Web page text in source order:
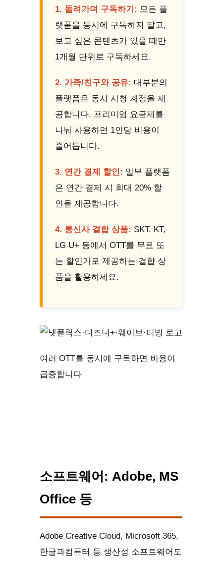
1. 돌려가며 구독하기: 모든 플
랫폼을 동시에 구독하지 말고,
보고 싶은 콘텐츠가 있을 때만
1개월 단위로 구독하세요.
2. 가족/친구와 공유: 대부분의
플랫폼은 동시 시청 계정을 제
공합니다. 프리미엄 요금제를
나눠 사용하면 1인당 비용이
줄어듭니다.
3. 연간 결제 할인: 일부 플랫폼
은 연간 결제 시 최대 20% 할
인을 제공합니다.
4. 통신사 결합 상품: SKT, KT,
LG U+ 등에서 OTT를 무료 또
는 할인가로 제공하는 결합 상
품을 활용하세요.
여러 OTT를 동시에 구독하면 비용이
급증합니다
소프트웨어: Adobe, MS
Office 등
Adobe Creative Cloud, Microsoft 365,
한글과컴퓨터 등 생산성 소프트웨어도